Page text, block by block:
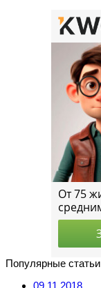
Популярные статьи
09.11.2018